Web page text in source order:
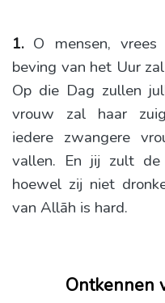
1. O mensen,
beving van het Uur
Op die Dag zullen
vrouw zal haar
iedere zwangere
vallen. En jij zult de
hoewel zij niet
van Allāh is hard.
Ontkennen